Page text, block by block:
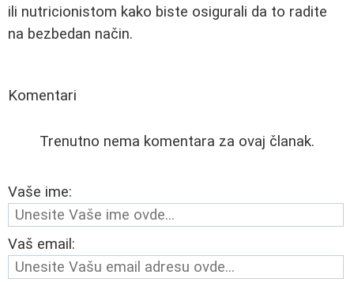
ili nutricionistom kako biste osigurali da to radite
na bezbedan način.
Komentari
Trenutno nema komentara za ovaj članak.
Vaše ime:
Vaš email: